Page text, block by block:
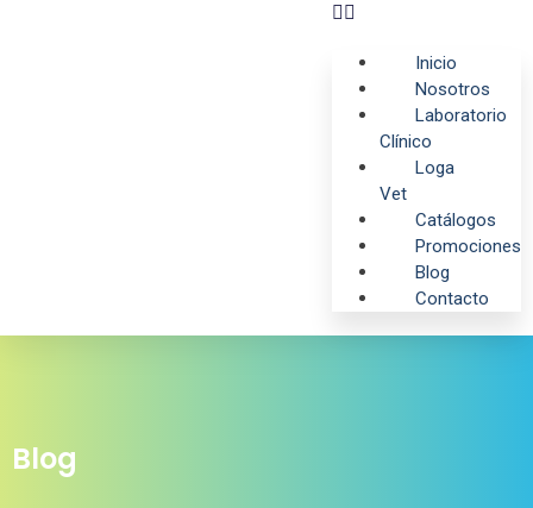
Inicio
Nosotros
Laboratorio
Clínico
Loga
Vet
Catálogos
Promociones
Blog
Contacto
Blog